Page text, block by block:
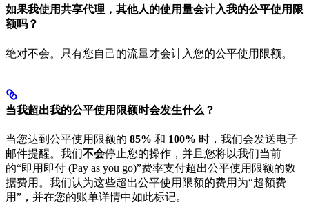
如果我使用共享代理，其他人的使用量会计入我的公平使用限
额吗？
绝对不会。只有您自己的流量才会计入您的公平使用限额。
当我超出我的公平使用限额时会发生什么？
当您达到公平使用限额的 85% 和 100% 时，我们会发送电子
邮件提醒。我们不会停止您的操作，并且您将以我们当前
的“即用即付 (Pay as you go)”费率支付超出公平使用限额的数
据费用。我们认为这些超出公平使用限额的费用为“超额费
用”，并在您的账单详情中如此标记。